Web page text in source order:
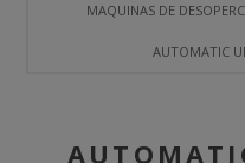
MAQUINAS DE
AUTOMATIC